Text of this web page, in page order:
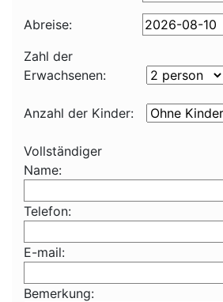
Abreise:
Zahl der
Erwachsenen:
Anzahl der Kinder:
Vollständiger
Name:
Telefon:
E-mail:
Bemerkung: